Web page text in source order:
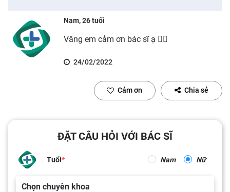
Nam, 26 tuổi
Vâng em cảm ơn bác sĩ ạ 👩‍⚕️
24/02/2022
Cảm ơn Chia sẻ
ĐẶT CÂU HỎI VỚI BÁC SĨ
Tuổi Nam Nữ
Chọn chuyên khoa